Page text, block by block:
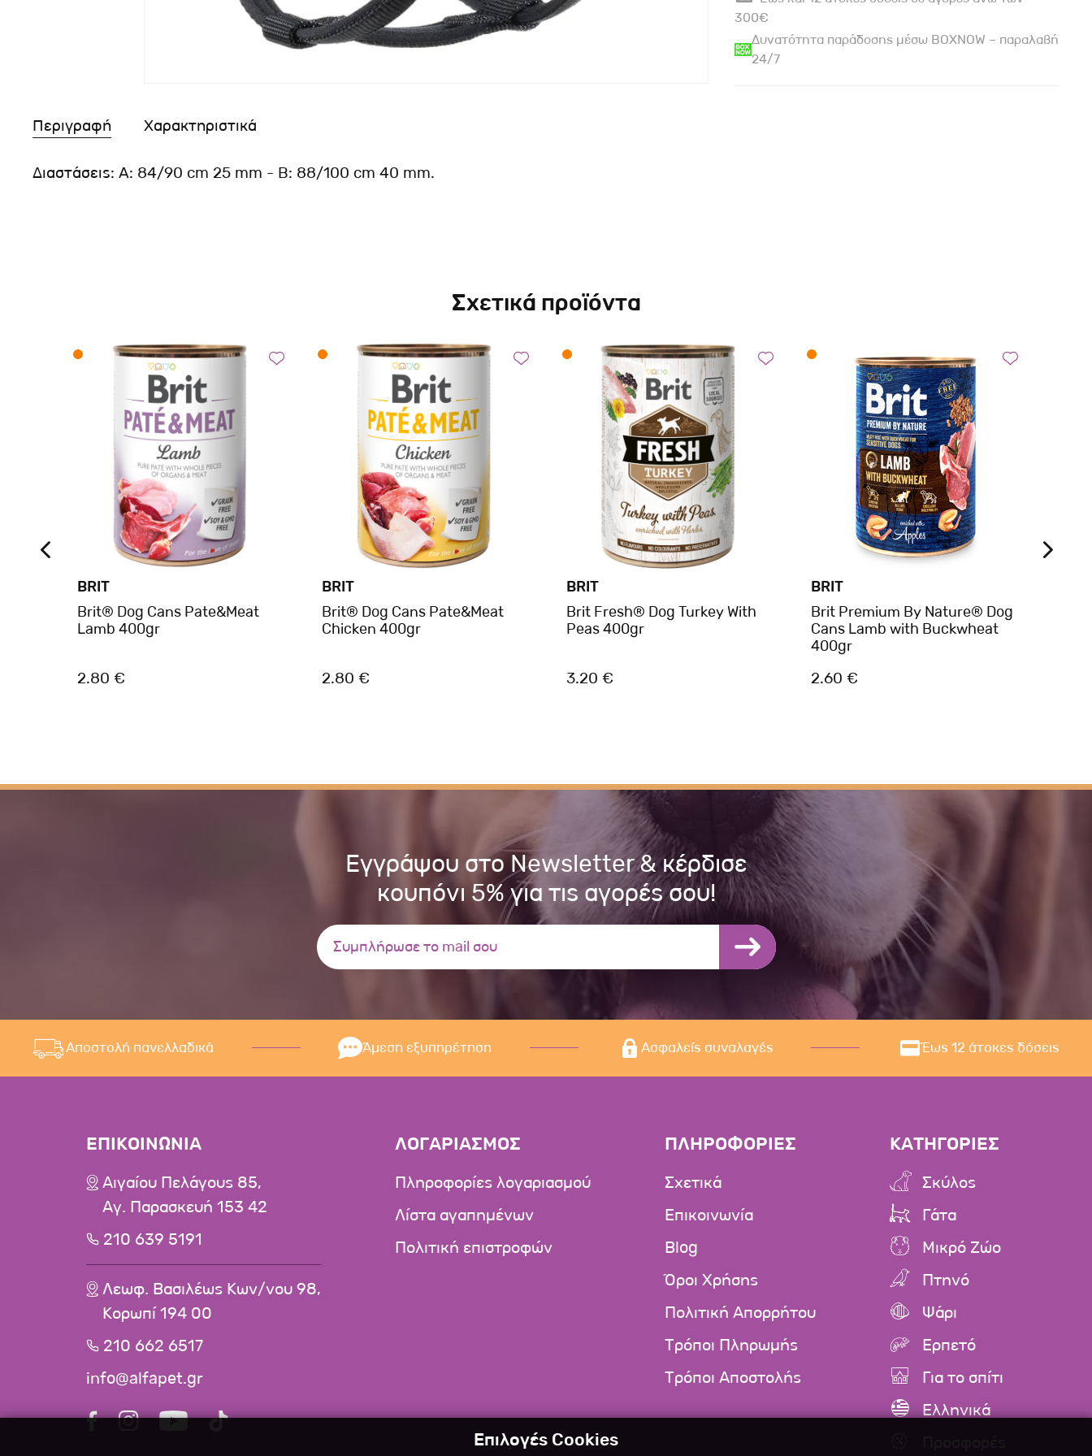
300€
Δυνατότητα παράδοσης μέσω BOXNOW – παραλαβή
24/7
Περιγραφή Χαρακτηριστικά
Διαστάσεις: A: 84/90 cm 25 mm - B: 88/100 cm 40 mm.
Σχετικά προϊόντα
BRIT
Brit® Dog Cans Pate&Meat
Lamb 400gr
2.80 €
BRIT
Brit® Dog Cans Pate&Meat
Chicken 400gr
2.80 €
BRIT
Brit Fresh® Dog Turkey With
Peas 400gr
3.20 €
BRIT
Brit Premium By Nature® Dog
Cans Lamb with Buckwheat
400gr
2.60 €
Εγγράψου στο Newsletter & κέρδισε
κουπόνι 5% για τις αγορές σου!
Αποστολή πανελλαδικά Άμεση εξυπηρέτηση Ασφαλείς συναλαγές Έως 12 άτοκες δόσεις
ΕΠΙΚΟΙΝΩΝΙΑ
Αιγαίου Πελάγους 85,
Αγ. Παρασκευή 153 42
210 639 5191
Λεωφ. Βασιλέως Κων/νου 98,
Κορωπί 194 00
210 662 6517
info@alfapet.gr
ΛΟΓΑΡΙΑΣΜΟΣ
Πληροφορίες λογαριασμού
Λίστα αγαπημένων
Πολιτική επιστροφών
ΠΛΗΡΟΦΟΡΙΕΣ
Σχετικά
Επικοινωνία
Blog
Όροι Χρήσης
Πολιτική Απορρήτου
Τρόποι Πληρωμής
Τρόποι Αποστολής
ΚΑΤΗΓΟΡΙΕΣ
Σκύλος
Γάτα
Μικρό Ζώο
Πτηνό
Ψάρι
Ερπετό
Για το σπίτι
Ελληνικά
Επιλογές Cookies